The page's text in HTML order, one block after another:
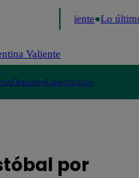
Valentina Valiente Lo último
Valiente
DeportesEspectáculos
por